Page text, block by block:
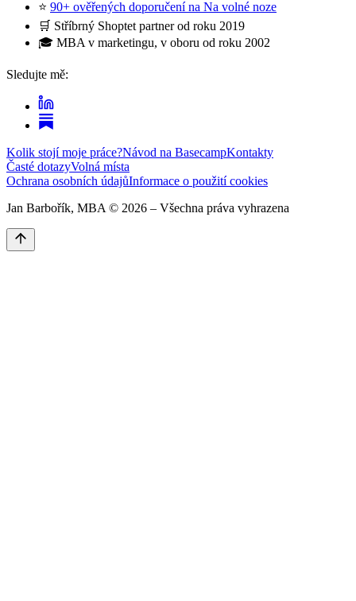
⭐ 90+ ověřených doporučení na Na volné noze
🛒 Stříbrný Shoptet partner od roku 2019
🎓 MBA v marketingu, v oboru od roku 2002
Sledujte mě:
Kolik stojí moje práce?Návod na BasecampKontakty
Časté dotazyVolná místa
Ochrana osobních údajůInformace o použití cookies
Jan Barbořík, MBA © 2026 – Všechna práva vyhrazena